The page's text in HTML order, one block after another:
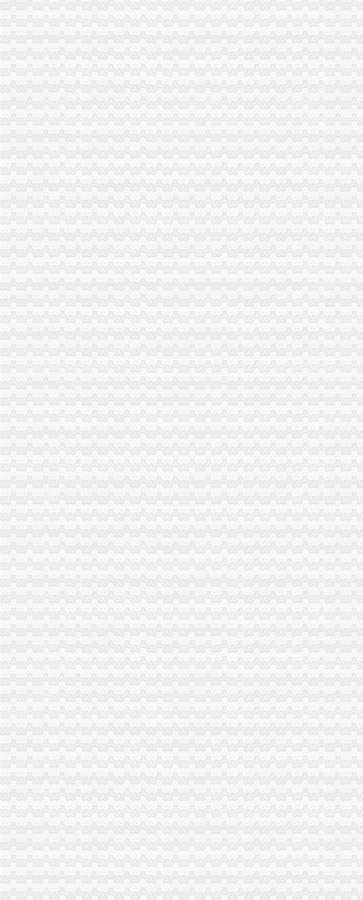
税务注销所需时间
2017年税务注销流程-注册公司-淘丁财税
巴彦淖尔市税务注销登记-内蒙古自区
办理注销税务登记程序及所需资料—代办税务注销、吊销转注销-久久
税务注销管理办_工商税务_中顾律网
重庆“三证合一”如何注销税务登记？_搜狐财经_搜狐网
办理北京公司税务解税务注销
沧县加税务注销登记管理_河北新闻网
前海地税局推税务注销业务创新_财经_腾讯网
青岛市税务注销工商注销-企税无忧_【公司注册服务】
企业税务注销清算中的问题及应对
北京公司税务注销、公司注销等步骤-北京58同城
深圳新注销税务登记流程_搜狐财经_搜狐网
公司税务注销流程-商务服务-绍兴E网
税务注销-光奥美集团
办理税务注销,国税、地税、工商注销流程
【税务注销|企业注销登报电话】（图）-供应信息-环球经贸网
税务注销登记_百度百科
税务注销自查报告-整改报告
【税务注销-广州税务注销-广州税务注销公司】税务注销-广州税务注销-
你知道税务注销流程吗-中国出口退税咨询网
办理税务注销指引-东莞58同城
公司税务注销_第1页_时尚家居杂谈_家居_西祠胡同
办理税务注销登记_中国萍乡
如何办理税务注销？税务注销办理流程
《税务注销申请书》十篇专业写作指导
税务注销,税务登记注销报告,税务登记注销清算鉴证报告-
税务注销,税务登记注销报告,税务登记注销清算鉴证报告-
代办北京税务注销税务解流程及材料
文章-湖南省地税税务注销登记
江汉区税务注销哪家服务好
税务注销证明-证明书范本-理财网
四川成都代办税务注销要哪些材料？-百姓生活网
办理北京公司注销、税务注销、税务解-北京58同城
税务注销咨询_四川汽车论坛_XCAR爱卡汽车俱乐部
【代办税务注销执照吊销转注销人户税务解】价格,厂家,图
公司税务注销的时候,工商可以一起注销吗?-知乎
2018税务注销所需资料_财经频道_东方头条
东西湖分公司注销,税务注销流程-爱喇叭网
税务注销定义_第1页_中华会计网_职场_西祠胡同
【提供服务税务注销流程-税务注销流程（手续）是什么】价格_厂家_
企业税务注销资料一览
税务注销清税：画一个句号难不难-财会新闻
分支机构税务注销
税务注销需要提供那些材料-上海58同城
东西湖税务注销报告
东城区公司税务注销办理流程,解决工商税务疑难-久久信息网
【税务注销信息】赶集网